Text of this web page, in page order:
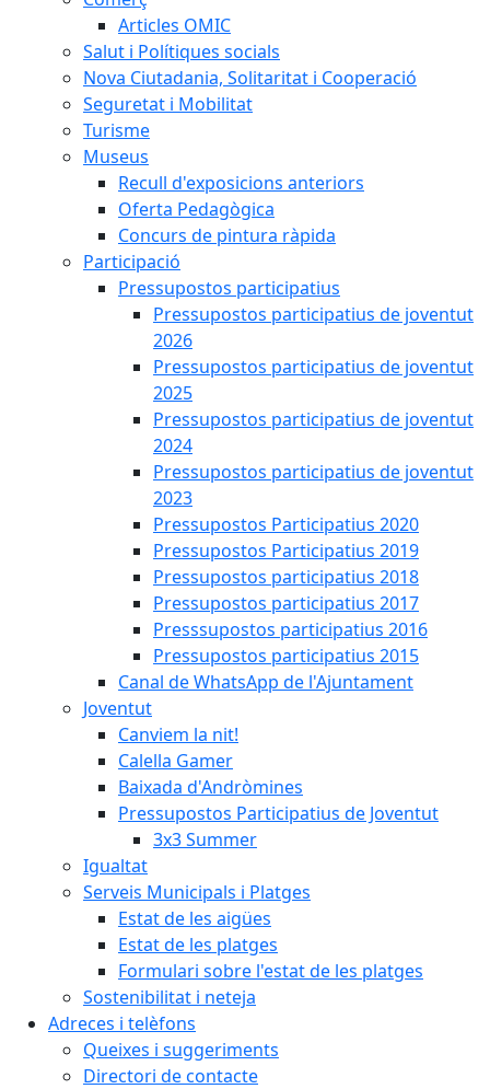
Articles OMIC
Salut i Polítiques socials
Nova Ciutadania, Solitaritat i Cooperació
Seguretat i Mobilitat
Turisme
Museus
Recull d'exposicions anteriors
Oferta Pedagògica
Concurs de pintura ràpida
Participació
Pressupostos participatius
Pressupostos participatius de joventut
2026
Pressupostos participatius de joventut
2025
Pressupostos participatius de joventut
2024
Pressupostos participatius de joventut
2023
Pressupostos Participatius 2020
Pressupostos Participatius 2019
Pressupostos participatius 2018
Pressupostos participatius 2017
Presssupostos participatius 2016
Pressupostos participatius 2015
Canal de WhatsApp de l'Ajuntament
Joventut
Canviem la nit!
Calella Gamer
Baixada d'Andròmines
Pressupostos Participatius de Joventut
3x3 Summer
Igualtat
Serveis Municipals i Platges
Estat de les aigües
Estat de les platges
Formulari sobre l'estat de les platges
Sostenibilitat i neteja
Adreces i telèfons
Queixes i suggeriments
Directori de contacte